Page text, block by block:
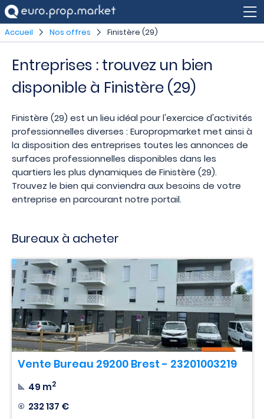
Accueil Nos offres Finistère (29)
Entreprises : trouvez un bien
disponible à Finistère (29)
Finistère (29) est un lieu idéal pour l'exercice d'activités
professionnelles diverses : Europropmarket met ainsi à
la disposition des entreprises toutes les annonces de
surfaces professionnelles disponibles dans les
quartiers les plus dynamiques de Finistère (29).
Trouvez le bien qui conviendra aux besoins de votre
entreprise en parcourant notre portail.
Bureaux à acheter
Vente Bureau 29200 Brest - 23201003219
49 m2
232 137 €